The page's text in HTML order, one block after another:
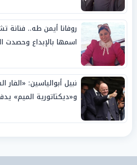
روفانا أيمن طه.. فنانة
اسمها بالإبداع وحصدت
نبيل أبوالياسين:
و«ديكتاتورية الميم»